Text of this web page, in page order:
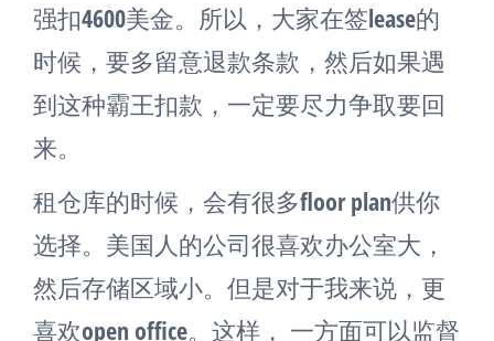
强扣4600美金。所以，大家在签lease的
时候，要多留意退款条款，然后如果遇
到这种霸王扣款，一定要尽力争取要回
来。
租仓库的时候，会有很多floor plan供你
选择。美国人的公司很喜欢办公室大，
然后存储区域小。但是对于我来说，更
喜欢open office。这样， 一方面可以监督